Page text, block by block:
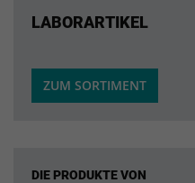
LABORARTIKEL
ZUM SORTIMENT
DIE PRODUKTE VON